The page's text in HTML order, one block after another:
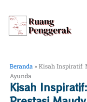
konten
Beranda »Kisah Inspiratif:
Ayunda
Kisah